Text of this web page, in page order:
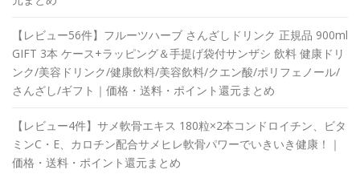
【レビュー56件】フルーツハーブ さんざしドリンク 正規品 900ml
GIFT 3本 ケース+ラッピング＆手提げ袋付サンザシ 飲料 健康ドリ
ンク/美容ドリンク/健康飲料/美容飲料/クエン酸/ポリフェノール/
さんざし/ギフト｜価格・送料・ポイント還元まとめ
【レビュー4件】サメ軟骨エキス 180粒×2本コンドロイチン、ビタ
ミンC・E、カロチン配合サメヒレ軟骨パワーでいきいき健康！｜
価格・送料・ポイント還元まとめ